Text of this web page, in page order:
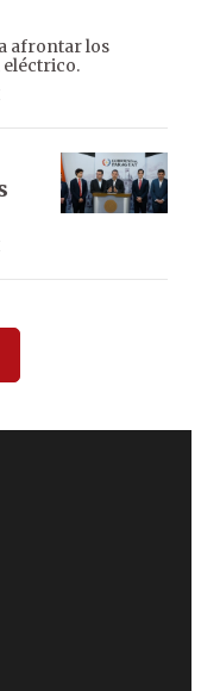
afrontar los
eléctrico.